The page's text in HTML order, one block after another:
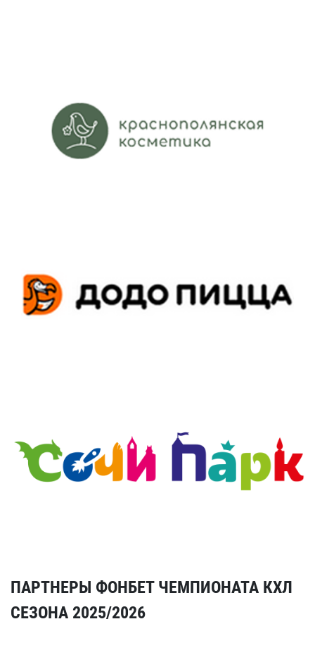
ПАРТНЕРЫ ФОНБЕТ ЧЕМПИОНАТА КХЛ
СЕЗОНА 2025/2026